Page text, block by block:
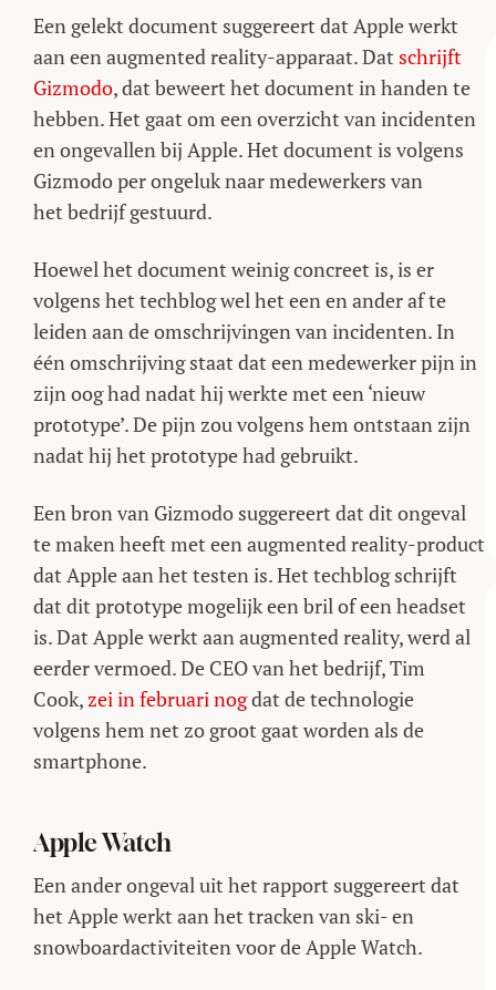
Een gelekt document suggereert dat Apple werkt
aan een augmented reality-apparaat. Dat schrijft
Gizmodo, dat beweert het document in handen te
hebben. Het gaat om een overzicht van incidenten
en ongevallen bij Apple. Het document is volgens
Gizmodo per ongeluk naar medewerkers van
het bedrijf gestuurd.
Hoewel het document weinig concreet is, is er
volgens het techblog wel het een en ander af te
leiden aan de omschrijvingen van incidenten. In
één omschrijving staat dat een medewerker pijn in
zijn oog had nadat hij werkte met een ‘nieuw
prototype’. De pijn zou volgens hem ontstaan zijn
nadat hij het prototype had gebruikt.
Een bron van Gizmodo suggereert dat dit ongeval
te maken heeft met een augmented reality-product
dat Apple aan het testen is. Het techblog schrijft
dat dit prototype mogelijk een bril of een headset
is. Dat Apple werkt aan augmented reality, werd al
eerder vermoed. De CEO van het bedrijf, Tim
Cook,zei in februari nogdat de technologie
volgens hem net zo groot gaat worden als de
smartphone.
Apple Watch
Een ander ongeval uit het rapport suggereert dat
het Apple werkt aan het tracken van ski- en
snowboardactiviteiten voor de Apple Watch.